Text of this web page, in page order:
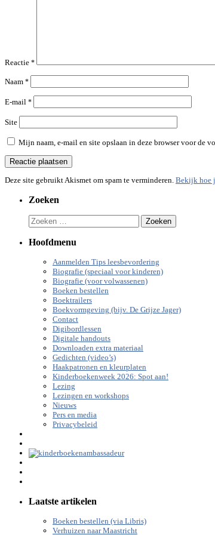
Reactie *
Naam *
E-mail *
Site
Mijn naam, e-mail en site opslaan in deze browser voor de
Deze site gebruikt Akismet om spam te verminderen. Bekijk hoe
Zoeken
Zoeken
naar:
Hoofdmenu
Aanmelden Tips leesbevordering
Biografie (speciaal voor kinderen)
Biografie (voor volwassenen)
Boeken bestellen
Boektrailers
Boekvormgeving (bijv. De Grijze Jager)
Contact
Digibordlessen
Digitale handouts
Downloaden extra materiaal
Gedichten (video’s)
Haakpatronen en kleurplaten
Kinderboekenweek 2026: Spot aan!
Lezing
Lezingen en workshops
Nieuws
Pers en media
Privacybeleid
Laatste artikelen
Boeken bestellen (via Libris)
Verhuizen naar Maastricht